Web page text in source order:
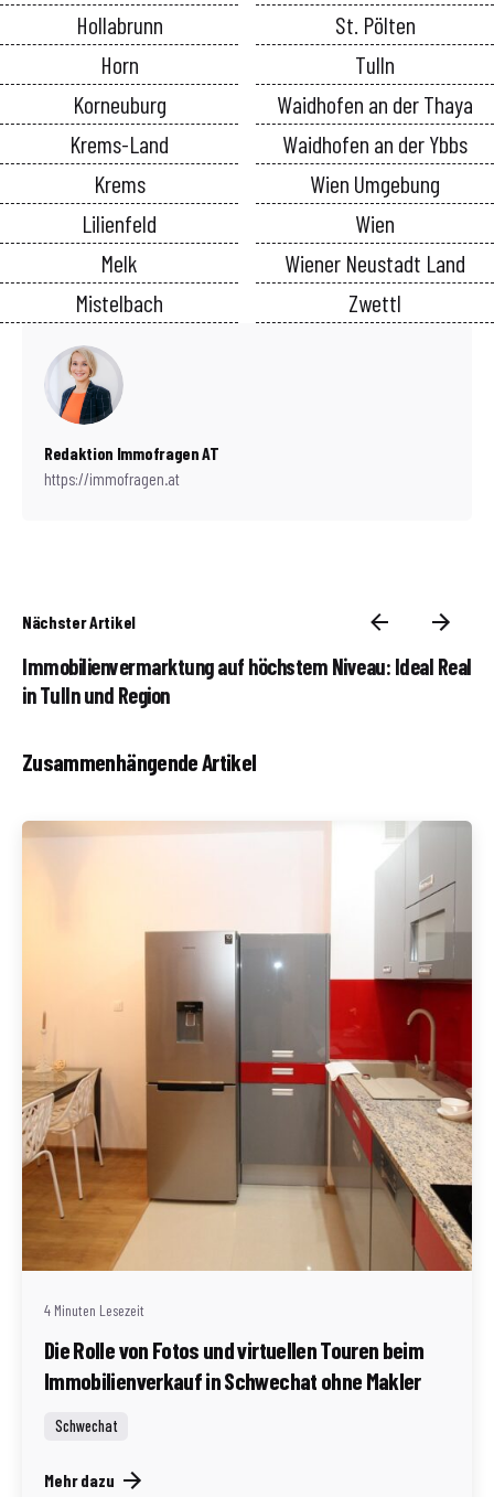
Hollabrunn
Horn
Korneuburg
Krems-Land
Krems
Lilienfeld
Melk
Mistelbach
St. Pölten
Tulln
Waidhofen an der Thaya
Waidhofen an der Ybbs
Wien Umgebung
Wien
Wiener Neustadt Land
Zwettl
Redaktion Immofragen AT
https://immofragen.at
Nächster Artikel
Immobilienvermarktung auf höchstem Niveau: Ideal Real
in Tulln und Region
Zusammenhängende Artikel
Geschrieben von
Redaktion Immofragen Schwechat
4 Minuten Lesezeit
Die Rolle von Fotos und virtuellen Touren beim
Immobilienverkauf in Schwechat ohne Makler
Schwechat
Mehr dazu